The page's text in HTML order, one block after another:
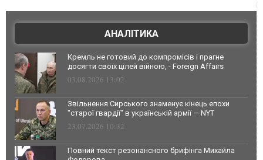
АНАЛІТИКА
Кремль не готовий до компромісів і прагне
досягти своїх цілей війною, - Foreign Affairs
03.08.2026 13:02
Звільнення Сирського знаменує кінець епохи
"старої гвардії" в українській армії — NYT
23.07.2026 10:32
Повний текст резонансного брифінга Михайла